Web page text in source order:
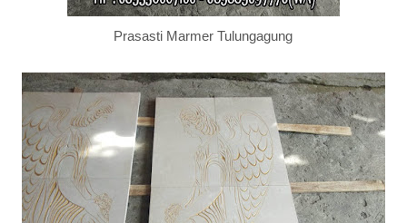
Prasasti Marmer Tulungagung